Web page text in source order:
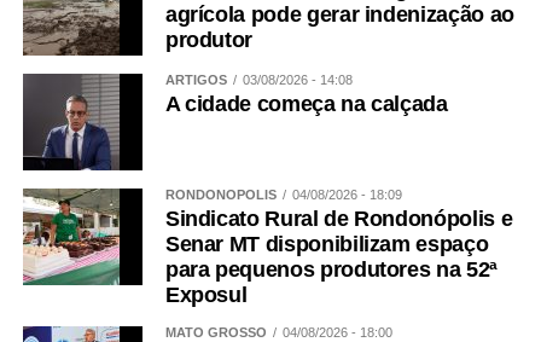
WhatsApp
Facebook
TwitterMessenger
agrícola pode gerar indenização ao
produtor
ARTIGOS 03/08/2026 - 14:08
A cidade começa na calçada
RONDONÓPOLIS 04/08/2026 - 18:09
Sindicato Rural de Rondonópolis e
Senar MT disponibilizam espaço
para pequenos produtores na 52ª
Exposul
MATO GROSSO 04/08/2026 - 18:00